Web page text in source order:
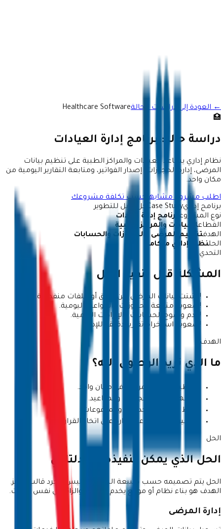
← العودة إلى دراسات الحالةHealthcare Software
🏥
دراسة حالة: برنامج إدارة العيادات
نظام إداري يساعد العيادات والمراكز الطبية على تنظيم بيانات
المرضى، إدارة الحجوزات، إصدار الفواتير، ومتابعة التقارير اليومية من
مكان واحد.
اطلب مشروع مشابه احسب تكلفة مشروعك
برنامج إداريCase Study
حل قابل للتطوير
نوع المشروع
برنامج إدارة عيادات
القطاعالعيادات والمراكز الطبية
الهدفتنظيم المرضى والحجوزات والحسابات
الحلنظام إداري متكامل
التحدي
المشكلة قبل تنفيذ الحل
! تشتت بيانات المرضى بين الورق أو ملفات منفصلة.
! صعوبة متابعة الحجوزات والمواعيد اليومية.
! عدم وضوح الحسابات والإيرادات اليومية.
! صعوبة استخراج تقارير دقيقة للإدارة.
الهدف
ما الذي نريد الوصول إليه؟
تنظيم بيانات المرضى في مكان واحد.
تسهيل إدارة الحجوزات والمواعيد.
ربط الفواتير بالخدمات والمدفوعات.
توفير تقارير تساعد الإدارة على اتخاذ القرار.
الحل
الحل الذي يمكن تنفيذه مع دلتاوي
الحل يتم تصميمه حسب طبيعة النشاط، وليس مجرد قالب جاهز.
الهدف هو بناء نظام أو موقع يخدم العميل والزائر في نفس الوقت.
إدارة المرضى